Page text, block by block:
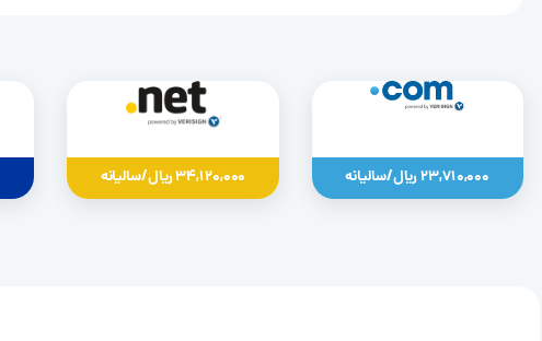
23,710,000 ریال/سالیانه 34,120,000 ریال/سالیانه